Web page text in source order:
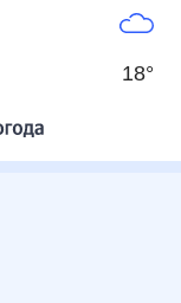
18°